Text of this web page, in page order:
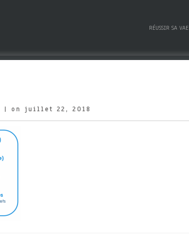
RÉUSSIR SA VAE
| on juillet 22, 2018